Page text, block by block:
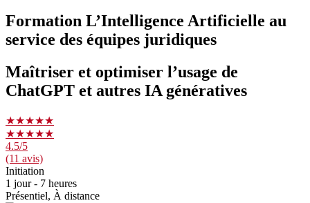
Formation L’Intelligence Artificielle au
service des équipes juridiques
Maîtriser et optimiser l’usage de
ChatGPT et autres IA génératives
★★★★★
★★★★★
4.5/5
(11 avis)
Initiation
1 jour - 7 heures
Présentiel, À distance